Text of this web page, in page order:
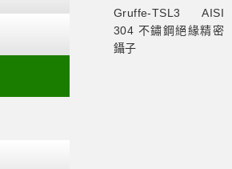
Gruffe-TSL3 AISI
304 不鏽鋼絕緣精密
鑷子